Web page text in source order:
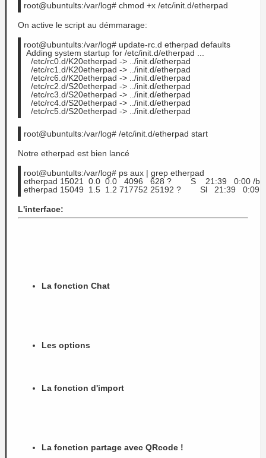
root@ubuntults:/var/log# chmod +x /etc/init.d/etherpad
On active le script au démmarage:
root@ubuntults:/var/log# update-rc.d etherpad defaults
Adding system startup for /etc/init.d/etherpad ...
/etc/rc0.d/K20etherpad -> ../init.d/etherpad
/etc/rc1.d/K20etherpad -> ../init.d/etherpad
/etc/rc6.d/K20etherpad -> ../init.d/etherpad
/etc/rc2.d/S20etherpad -> ../init.d/etherpad
/etc/rc3.d/S20etherpad -> ../init.d/etherpad
/etc/rc4.d/S20etherpad -> ../init.d/etherpad
/etc/rc5.d/S20etherpad -> ../init.d/etherpad
root@ubuntults:/var/log# /etc/init.d/etherpad start
Notre etherpad est bien lancé
root@ubuntults:/var/log# ps aux | grep etherpad
etherpad 15021  0.0  0.0   4096   628 ?        S    21:39
etherpad 15049  1.5  1.2 717752 25192 ?        Sl   21:39
L'interface:
La fonction Chat
Les options
La fonction d'import
La fonction partage avec QRcode !